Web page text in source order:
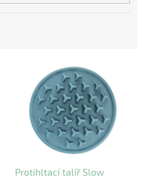
Protihltací talíř Slow